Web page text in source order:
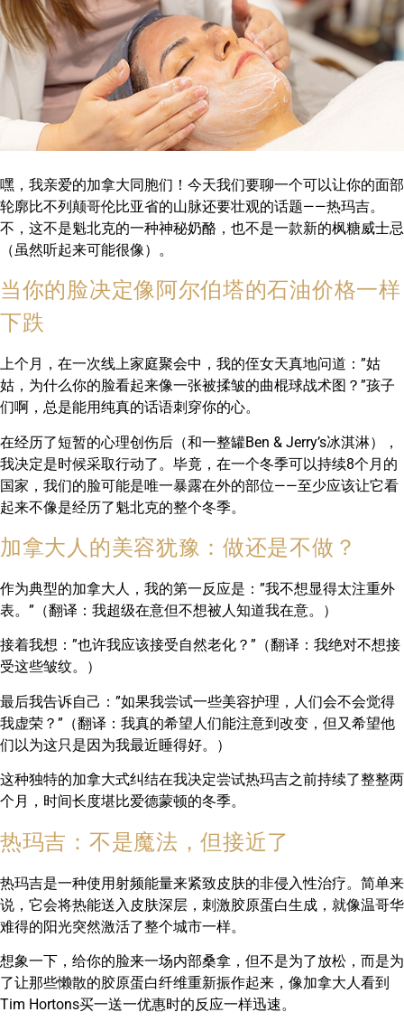
嘿，我亲爱的加拿大同胞们！今天我们要聊一个可以让你的面部
轮廓比不列颠哥伦比亚省的山脉还要壮观的话题——热玛吉。
不，这不是魁北克的一种神秘奶酪，也不是一款新的枫糖威士忌
（虽然听起来可能很像）。
当你的脸决定像阿尔伯塔的石油价格一样
下跌
上个月，在一次线上家庭聚会中，我的侄女天真地问道：”姑
姑，为什么你的脸看起来像一张被揉皱的曲棍球战术图？”孩子
们啊，总是能用纯真的话语刺穿你的心。
在经历了短暂的心理创伤后（和一整罐Ben & Jerry’s冰淇淋），
我决定是时候采取行动了。毕竟，在一个冬季可以持续8个月的
国家，我们的脸可能是唯一暴露在外的部位——至少应该让它看
起来不像是经历了魁北克的整个冬季。
加拿大人的美容犹豫：做还是不做？
作为典型的加拿大人，我的第一反应是：”我不想显得太注重外
表。”（翻译：我超级在意但不想被人知道我在意。）
接着我想：”也许我应该接受自然老化？”（翻译：我绝对不想接
受这些皱纹。）
最后我告诉自己：”如果我尝试一些美容护理，人们会不会觉得
我虚荣？”（翻译：我真的希望人们能注意到改变，但又希望他
们以为这只是因为我最近睡得好。）
这种独特的加拿大式纠结在我决定尝试热玛吉之前持续了整整两
个月，时间长度堪比爱德蒙顿的冬季。
热玛吉：不是魔法，但接近了
热玛吉是一种使用射频能量来紧致皮肤的非侵入性治疗。简单来
说，它会将热能送入皮肤深层，刺激胶原蛋白生成，就像温哥华
难得的阳光突然激活了整个城市一样。
想象一下，给你的脸来一场内部桑拿，但不是为了放松，而是为
了让那些懒散的胶原蛋白纤维重新振作起来，像加拿大人看到
Tim Hortons买一送一优惠时的反应一样迅速。